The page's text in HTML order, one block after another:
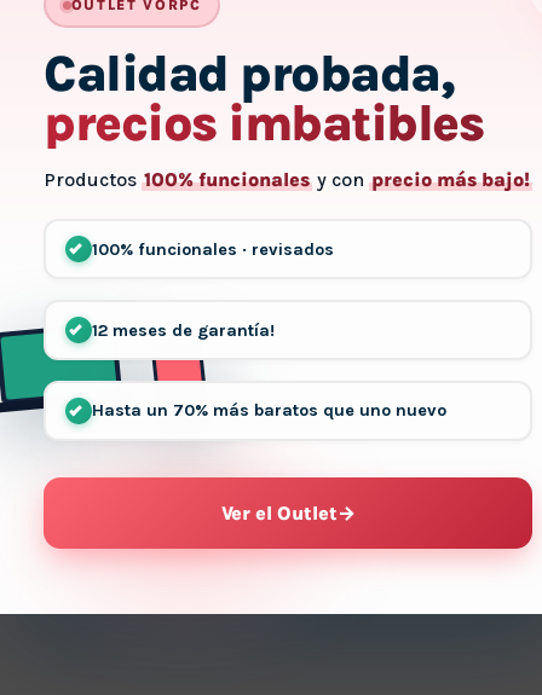
OUTLET VORPC
Calidad probada,
precios imbatibles
Productos 100% funcionales y con precio más bajo!
100% funcionales · revisados
12 meses de garantía!
Hasta un 70% más baratos que uno nuevo
Ver el Outlet→